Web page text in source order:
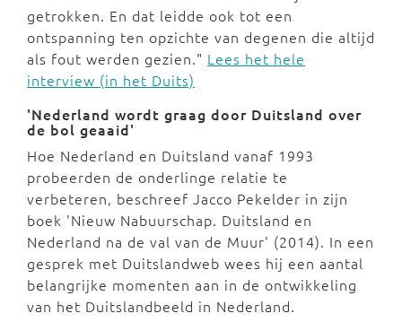
getrokken. En dat leidde ook tot een
ontspanning ten opzichte van degenen die altijd
als fout werden gezien." Lees het hele
interview (in het Duits)
'Nederland wordt graag door Duitsland over
de bol geaaid'
Hoe Nederland en Duitsland vanaf 1993
probeerden de onderlinge relatie te
verbeteren, beschreef Jacco Pekelder in zijn
boek 'Nieuw Nabuurschap. Duitsland en
Nederland na de val van de Muur' (2014). In een
gesprek met Duitslandweb wees hij een aantal
belangrijke momenten aan in de ontwikkeling
van het Duitslandbeeld in Nederland.